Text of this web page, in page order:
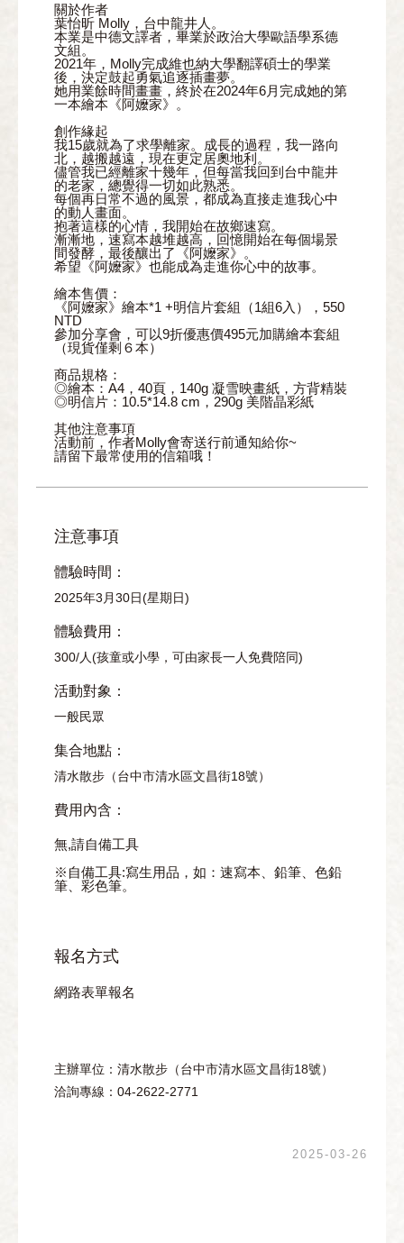
關於作者
葉怡昕 Molly，台中龍井人。
本業是中德文譯者，畢業於政治大學歐語學系德
文組。
2021年，Molly完成維也納大學翻譯碩士的學業
後，決定鼓起勇氣追逐插畫夢。
她用業餘時間畫畫，終於在2024年6月完成她的第
一本繪本《阿嬤家》。
創作緣起
我15歲就為了求學離家。成長的過程，我一路向
北，越搬越遠，現在更定居奧地利。
儘管我已經離家十幾年，但每當我回到台中龍井
的老家，總覺得一切如此熟悉。
每個再日常不過的風景，都成為直接走進我心中
的動人畫面。
抱著這樣的心情，我開始在故鄉速寫。
漸漸地，速寫本越堆越高，回憶開始在每個場景
間發酵，最後釀出了《阿嬤家》。
希望《阿嬤家》也能成為走進你心中的故事。
繪本售價：
《阿嬤家》繪本*1 +明信片套組（1組6入），550
NTD
參加分享會，可以9折優惠價495元加購繪本套組
（現貨僅剩６本）
商品規格：
◎繪本：A4，40頁，140g 凝雪映畫紙，方背精裝
◎明信片：10.5*14.8 cm，290g 美階晶彩紙
其他注意事項
活動前，作者Molly會寄送行前通知給你~
請留下最常使用的信箱哦！
注意事項
體驗時間：
2025年3月30日(星期日)
體驗費用：
300/人(孩童或小學，可由家長一人免費陪同)
活動對象：
一般民眾
集合地點：
清水散步（台中市清水區文昌街18號）
費用內含：
無,請自備工具
※自備工具:寫生用品，如：速寫本、鉛筆、色鉛
筆、彩色筆。
報名方式
網路表單報名
主辦單位：清水散步（台中市清水區文昌街18號）
洽詢專線：04-2622-2771
2025-03-26